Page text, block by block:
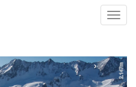
›